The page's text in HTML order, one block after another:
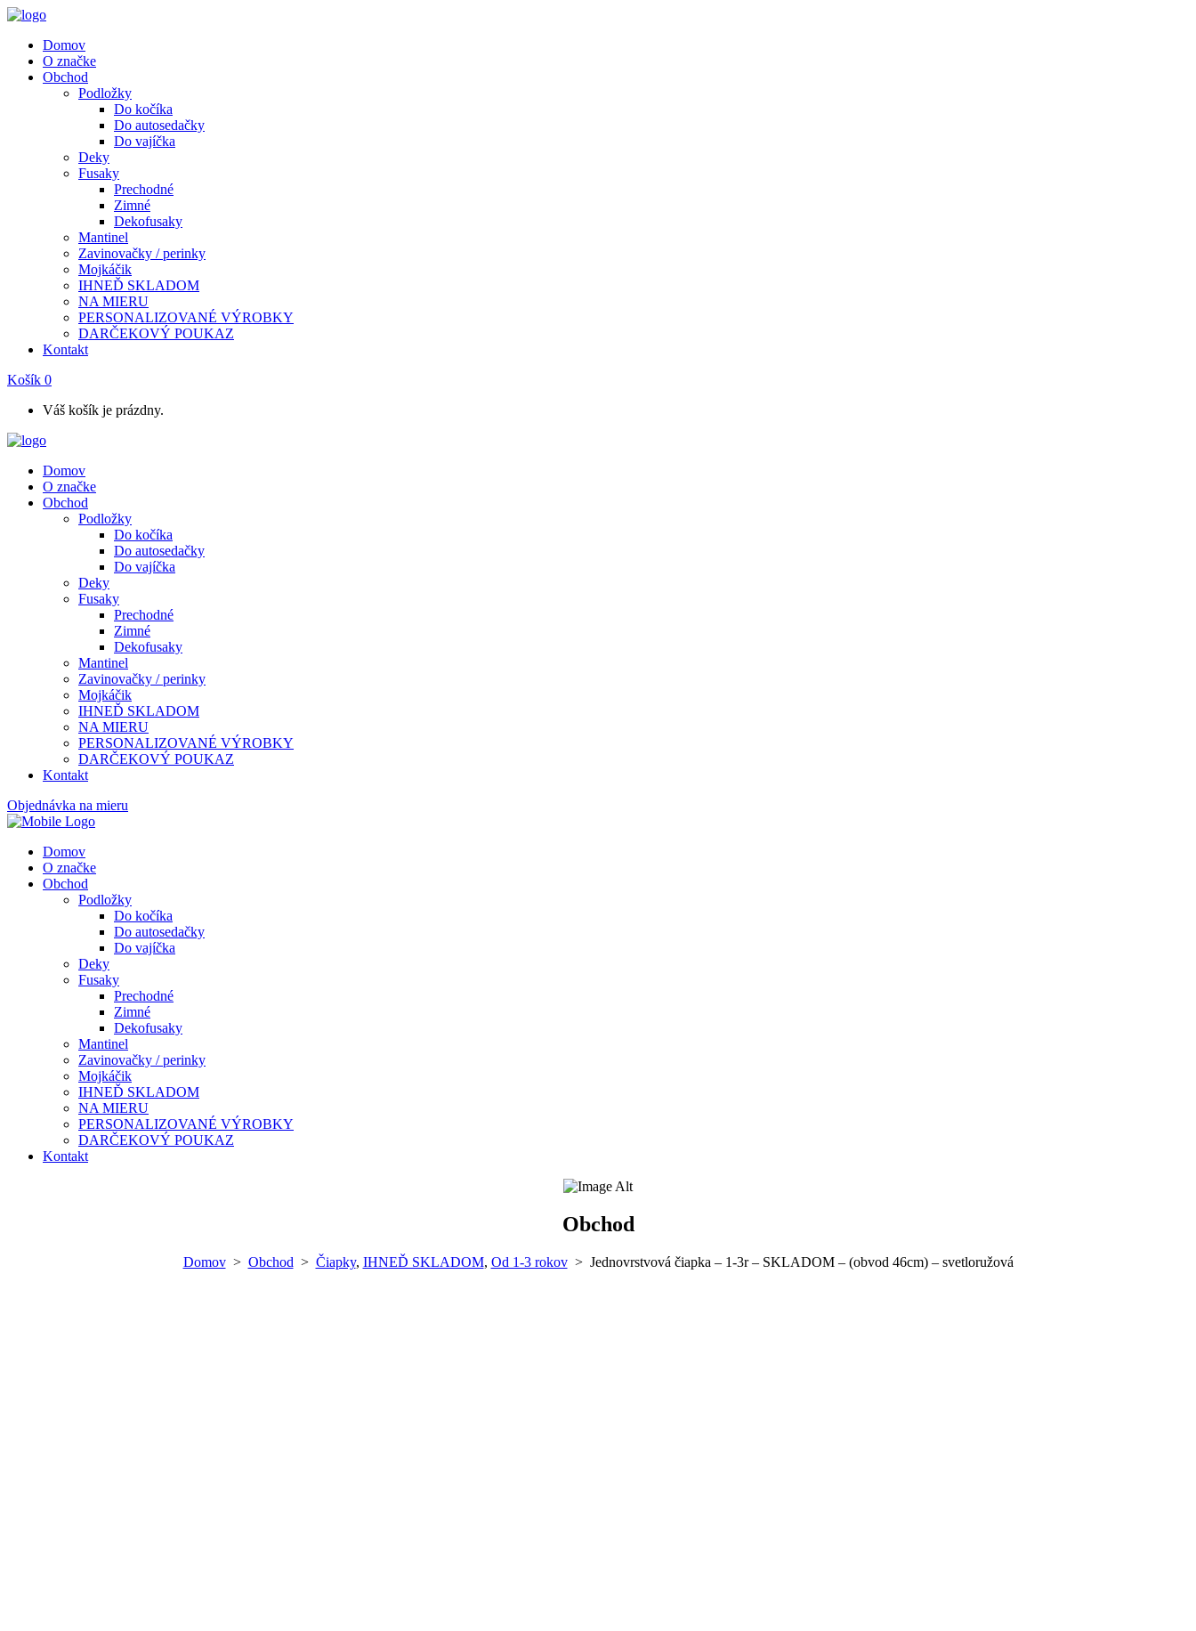
Domov
O značke
Obchod
Podložky
Do kočíka
Do autosedačky
Do vajíčka
Deky
Fusaky
Prechodné
Zimné
Dekofusaky
Mantinel
Zavinovačky / perinky
Mojkáčik
IHNEĎ SKLADOM
NA MIERU
PERSONALIZOVANÉ VÝROBKY
DARČEKOVÝ POUKAZ
Kontakt
Košík 0
Váš košík je prázdny.
Domov
O značke
Obchod
Podložky
Do kočíka
Do autosedačky
Do vajíčka
Deky
Fusaky
Prechodné
Zimné
Dekofusaky
Mantinel
Zavinovačky / perinky
Mojkáčik
IHNEĎ SKLADOM
NA MIERU
PERSONALIZOVANÉ VÝROBKY
DARČEKOVÝ POUKAZ
Kontakt
Objednávka na mieru
Domov
O značke
Obchod
Podložky
Do kočíka
Do autosedačky
Do vajíčka
Deky
Fusaky
Prechodné
Zimné
Dekofusaky
Mantinel
Zavinovačky / perinky
Mojkáčik
IHNEĎ SKLADOM
NA MIERU
PERSONALIZOVANÉ VÝROBKY
DARČEKOVÝ POUKAZ
Kontakt
Obchod
Domov> Obchod > Čiapky, IHNEĎ SKLADOM, Od 1-3 rokov> Jednovrstvová čiapka – 1-3r – SKLADOM – (obvod 46cm) – svetloružová